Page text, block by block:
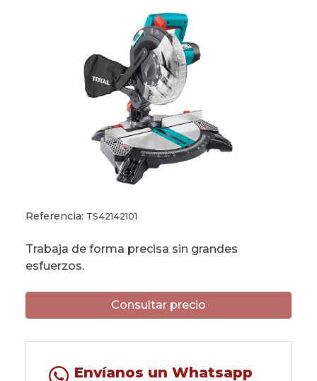
Referencia: TS42142101
Trabaja de forma precisa sin grandes
esfuerzos.
Consultar precio
Envíanos un Whatsapp